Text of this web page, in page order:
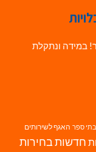
במידה ונתקלת
בתי ספר האגף לשירותים
חדשות בחירות